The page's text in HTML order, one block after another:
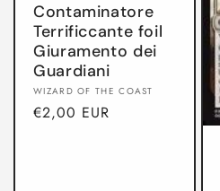
Contaminatore
Terrificcante foil
Giuramento dei
Guardiani
Produttore:
WIZARD OF THE COAST
Prezzo
€2,00 EUR